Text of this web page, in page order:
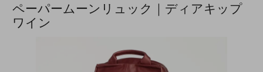
ペーパームーンリュック｜ディアキップ
ワイン